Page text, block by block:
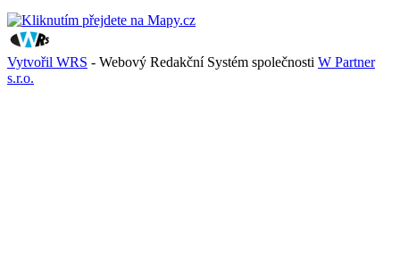
Vytvořil WRS - Webový Redakční Systém společnosti W Partner
s.r.o.